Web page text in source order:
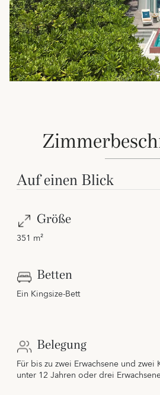
Auf einen Blick
Größe
351 m²
Betten
Ein Kingsize-Bett
Belegung
Für bis zu zwei Erwachsene und zwei
unter 12 Jahren oder drei